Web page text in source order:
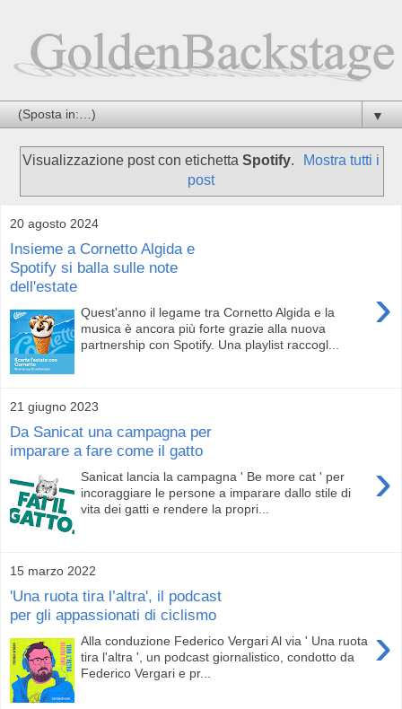
▼
Visualizzazione post con etichetta Spotify.
Mostra tutti i
post
20 agosto 2024
Insieme a Cornetto Algida e
Spotify si balla sulle note
dell'estate
›
Quest'anno il legame tra Cornetto Algida e la
musica è ancora più forte grazie alla nuova
partnership con Spotify. Una playlist raccogl...
21 giugno 2023
Da Sanicat una campagna per
imparare a fare come il gatto
›
Sanicat lancia la campagna ' Be more cat ' per
incoraggiare le persone a imparare dallo stile di
vita dei gatti e rendere la propri...
15 marzo 2022
'Una ruota tira l’altra', il podcast
per gli appassionati di ciclismo
›
Alla conduzione Federico Vergari Al via ' Una ruota
tira l'altra ', un podcast giornalistico, condotto da
Federico Vergari e pr...